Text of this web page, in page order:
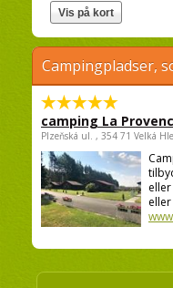
Campingpladser,
camping La
Plzeňská ul. , 354 71 Velká